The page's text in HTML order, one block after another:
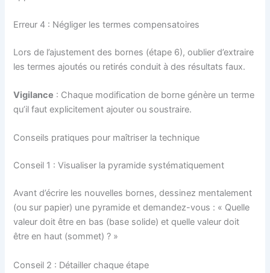
Erreur 4 : Négliger les termes compensatoires
Lors de l’ajustement des bornes (étape 6), oublier d’extraire
les termes ajoutés ou retirés conduit à des résultats faux.
Vigilance : Chaque modification de borne génère un terme
qu’il faut explicitement ajouter ou soustraire.
Conseils pratiques pour maîtriser la technique
Conseil 1 : Visualiser la pyramide systématiquement
Avant d’écrire les nouvelles bornes, dessinez mentalement
(ou sur papier) une pyramide et demandez-vous : « Quelle
valeur doit être en bas (base solide) et quelle valeur doit
être en haut (sommet) ? »
Conseil 2 : Détailler chaque étape